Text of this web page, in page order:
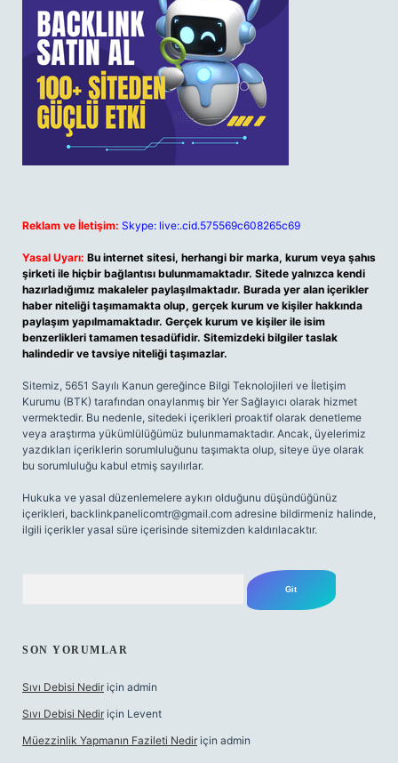
Reklam ve İletişim: Skype: live:.cid.575569c608265c69
Yasal Uyarı: Bu internet sitesi, herhangi bir marka, kurum veya şahıs
şirketi ile hiçbir bağlantısı bulunmamaktadır. Sitede yalnızca kendi
hazırladığımız makaleler paylaşılmaktadır. Burada yer alan içerikler
haber niteliği taşımamakta olup, gerçek kurum ve kişiler hakkında
paylaşım yapılmamaktadır. Gerçek kurum ve kişiler ile isim
benzerlikleri tamamen tesadüfidir. Sitemizdeki bilgiler taslak
halindedir ve tavsiye niteliği taşımazlar.
Sitemiz, 5651 Sayılı Kanun gereğince Bilgi Teknolojileri ve İletişim
Kurumu (BTK) tarafından onaylanmış bir Yer Sağlayıcı olarak hizmet
vermektedir. Bu nedenle, sitedeki içerikleri proaktif olarak denetleme
veya araştırma yükümlülüğümüz bulunmamaktadır. Ancak, üyelerimiz
yazdıkları içeriklerin sorumluluğunu taşımakta olup, siteye üye olarak
bu sorumluluğu kabul etmiş sayılırlar.
Hukuka ve yasal düzenlemelere aykırı olduğunu düşündüğünüz
içerikleri, backlinkpanelicomtr@gmail.com adresine bildirmeniz halinde,
ilgili içerikler yasal süre içerisinde sitemizden kaldırılacaktır.
SON YORUMLAR
Sıvı Debisi Nedir için admin
Sıvı Debisi Nedir için Levent
Müezzinlik Yapmanın Fazileti Nedir için admin